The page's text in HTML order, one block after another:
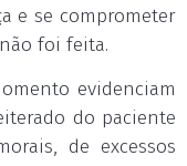
e se comprometer
foi feita.
evidenciam
do paciente
de excessos